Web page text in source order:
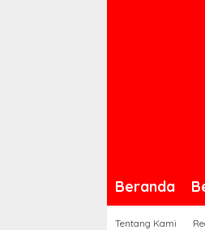
Beranda
Tentang Kami